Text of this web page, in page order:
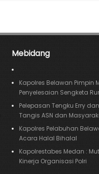
Mebidang
Kapolres Belawan Pimpin
Penyelesaian Sengketa
Pelepasan Tengku Erry
Tangis ASN dan
Kapolres Pelabuhan
Acara Halal Bihalal
Kapolrestabes Medan :
Kinerja Organisasi Polri